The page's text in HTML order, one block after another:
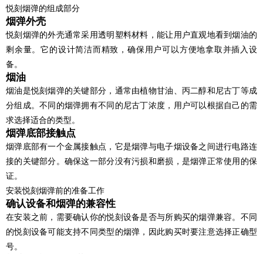
悦刻烟弹的组成部分
烟弹外壳
悦刻烟弹的外壳通常采用透明塑料材料，能让用户直观地看到烟油的
剩余量。它的设计简洁而精致，确保用户可以方便地拿取并插入设
备。
烟油
烟油是悦刻烟弹的关键部分，通常由植物甘油、丙二醇和尼古丁等成
分组成。不同的烟弹拥有不同的尼古丁浓度，用户可以根据自己的需
求选择适合的类型。
烟弹底部接触点
烟弹底部有一个金属接触点，它是烟弹与电子烟设备之间进行电路连
接的关键部分。确保这一部分没有污损和磨损，是烟弹正常使用的保
证。
安装悦刻烟弹前的准备工作
确认设备和烟弹的兼容性
在安装之前，需要确认你的悦刻设备是否与所购买的烟弹兼容。不同
的悦刻设备可能支持不同类型的烟弹，因此购买时要注意选择正确型
号。